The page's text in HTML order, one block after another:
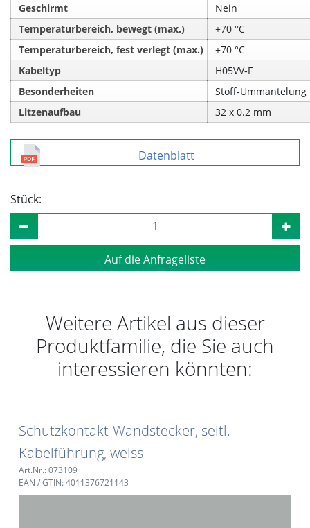
Geschirmt
Nein
Temperaturbereich, bewegt (max.)
+70 °C
Temperaturbereich, fest verlegt (max.)
+70 °C
Kabeltyp
H05VV‑F
Besonderheiten
Stoff‑Ummantelung
Litzenaufbau
32 x 0.2 mm
Datenblatt
Stück:
Auf die Anfrageliste
Weitere Artikel aus dieser
Produktfamilie, die Sie auch
interessieren könnten:
Schutzkontakt-Wandstecker, seitl.
Kabelführung, weiss
Art.Nr.: 073109
EAN / GTIN: 4011376721143